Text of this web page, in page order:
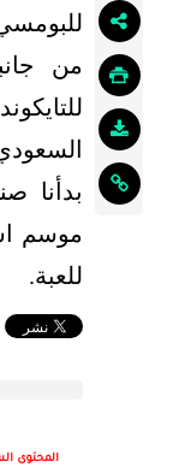
من
بدأنا
موسم
للعبة.
المحتوى